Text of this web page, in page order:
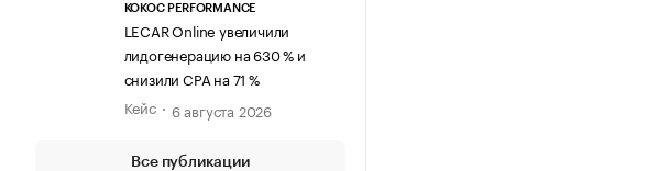
KOKOC PERFORMANCE
LECAR Online увеличили
лидогенерацию на 630 % и
снизили CPA на 71 %
Кейс
6 августа 2026
Все публикации